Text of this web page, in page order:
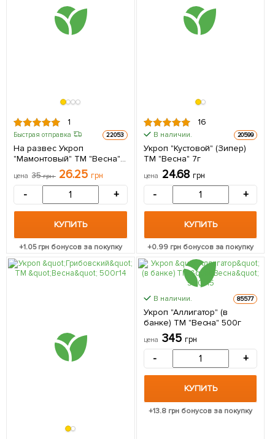
1
Быстрая отправка 22053
На развес Укроп
"Мамонтовый" ТМ "Весна"
цена за 20г
цена 35грн 26.25 грн
- +
КУПИТЬ
+1.05грн бонусов за покупку
16
В наличии. 20599
Укроп "Кустовой" (Зипер)
ТМ "Весна" 7г
цена 24.68 грн
- +
КУПИТЬ
+0.99грн бонусов за покупку
В наличии. 85577
Укроп "Аллигатор" (в
банке) ТМ "Весна" 500г
цена 345 грн
- +
КУПИТЬ
+13.8 грн бонусов за покупку